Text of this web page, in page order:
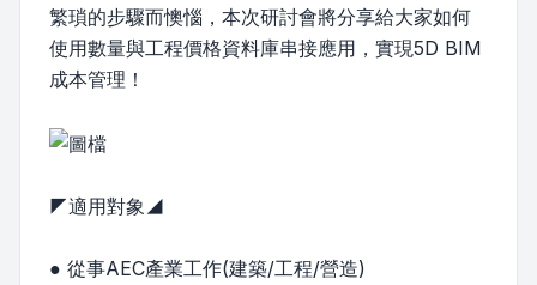
繁瑣的步驟而懊惱，本次研討會將分享給大家如何
使用數量與工程價格資料庫串接應用，實現5D BIM
成本管理！
◤適用對象◢
● 從事AEC產業工作(建築/工程/營造)